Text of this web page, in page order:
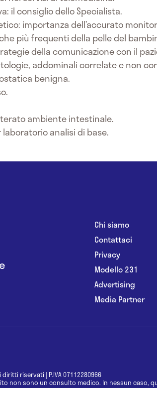
il consiglio dello Specialista.
importanza dell’accurato
più frequenti della pelle del
della comunicazione con il
addominali correlate e non
benigna.
ambiente intestinale.
laboratorio analisi di base.
Chi siamo
Contattaci
Privacy
Modello 231
Advertising
Media Partner
diritti riservati| P.IVA 07112280966
non sono un consulto medico. In nessun caso,
si devono considerare le informazioni